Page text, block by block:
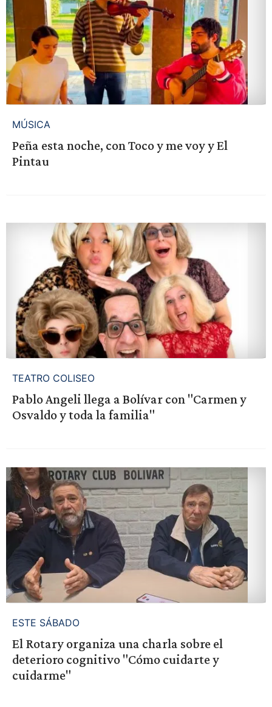
MÚSICA
Peña esta noche, con Toco y me voy y El
Pintau
TEATRO COLISEO
Pablo Angeli llega a Bolívar con "Carmen y
Osvaldo y toda la familia"
ESTE SÁBADO
El Rotary organiza una charla sobre el
deterioro cognitivo "Cómo cuidarte y
cuidarme"